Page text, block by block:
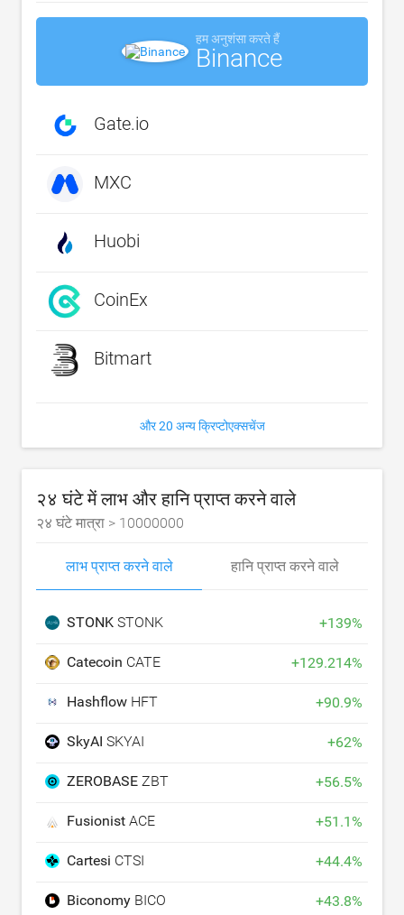
हम अनुशंसा करते हैं
Binance
Gate.io
MXC
Huobi
CoinEx
Bitmart
और 20 अन्य क्रिप्टोएक्सचेंज
२४ घंटे में लाभ और हानि प्राप्त करने वाले
२४ घंटे मात्रा > 10000000
लाभ प्राप्त करने वाले हानि प्राप्त करने वाले
STONK STONK +139%
Catecoin CATE +129.214%
Hashflow HFT +90.9%
SkyAI SKYAI +62%
ZEROBASE ZBT +56.5%
Fusionist ACE +51.1%
Cartesi CTSI +44.4%
Biconomy BICO +43.8%